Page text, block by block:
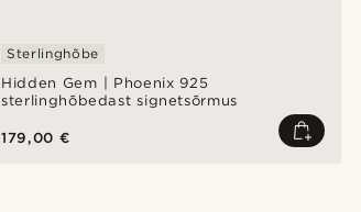
Hidden Gem | Phoenix 925
sterlinghõbedast signetsõrmus
Sterlinghõbe
179,00 €